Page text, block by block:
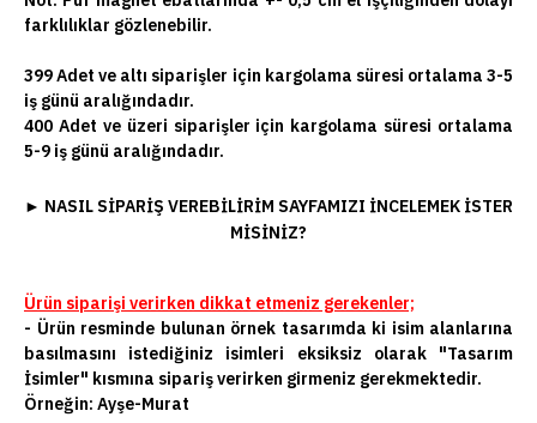
farklılıklar gözlenebilir.
399 Adet ve altı siparişler için kargolama süresi ortalama 3-5
iş günü aralığındadır.
400 Adet ve üzeri siparişler için kargolama süresi ortalama
5-9 iş günü aralığındadır.
► NASIL SIPARIŞ VEREBILIRIM SAYFAMIZI INCELEMEK ISTER
MISINIZ?
Ürün siparişi verirken dikkat etmeniz gerekenler;
- Ürün resminde bulunan örnek tasarımda ki isim alanlarına
basılmasını istediğiniz isimleri eksiksiz olarak "Tasarım
İsimler" kısmına sipariş verirken girmeniz gerekmektedir.
Örneğin: Ayşe-Murat